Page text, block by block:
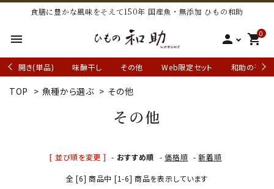
食膳に豊かな風味をそえて150年 国産魚・無添加 ひもの和助
menu person 0
shopping_cart
開き(単品) 味醂干し その他 Web限定セット 和助の干物
TOP > 魚種から選ぶ > その他
その他
[ 並び順を変更 ] - おすすめ順 -価格順 -新着順
全 [6] 商品中 [1-6] 商品を表示しています